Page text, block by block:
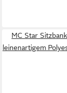
MC Star
leinenartigem